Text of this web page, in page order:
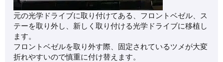
元の光学ドライブに取り付けてある、フロントベゼル、ス
テーを取り外し、新しく取り付ける光学ドライブに移植し
ます。
フロントベゼルを取り外す際、固定されているツメが大変
折れやすいので慎重に付け替えます。